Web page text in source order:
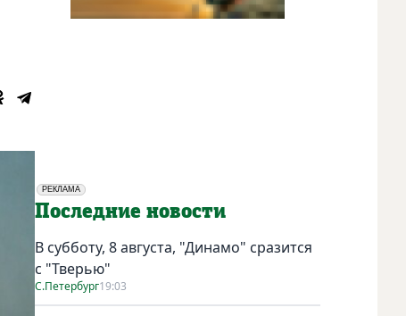
РЕКЛАМА
Социальная реклама
Последние новости
В субботу, 8 августа, "Динамо" сразится
с "Тверью"
С.Петербург19:03